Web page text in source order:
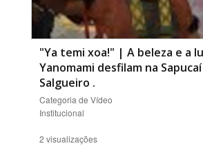
Área Protegida
"Ya temi xoa!" | A beleza e a
Yanomami desfilam na
Salgueiro .
Categoria de Vídeo
Institucional
2 visualizações